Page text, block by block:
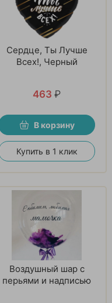
Сердце, Ты Лучше
Всех!, Черный
463 ₽
В корзину
Купить в 1 клик
Воздушный шар с
перьями и надписью